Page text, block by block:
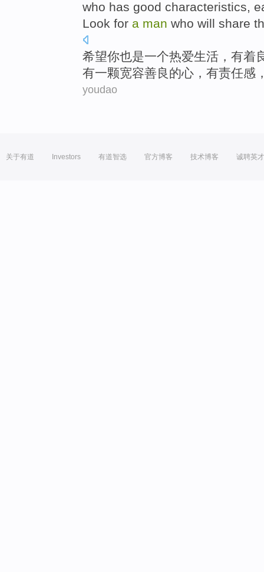
who has good characteristics,
Look for a man who will share
希望你也是一个热爱生活 ， 有着
有一颗宽容善良的心 ， 有责任感
youdao
关于有道 Investors 有道智选 官方博客 技术博客 诚聘英才